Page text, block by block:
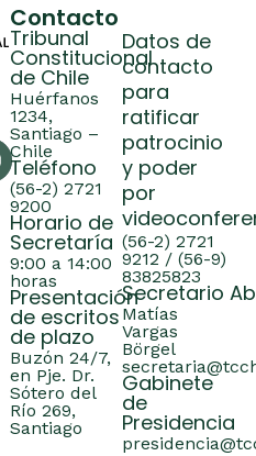
Contacto
Tribunal
Constitucional
de Chile
Huérfanos
1234,
Santiago –
Chile
Teléfono
(56-2) 2721
9200
Horario de
Secretaría
9:00 a 14:00
horas
Presentación
de escritos
de plazo
Buzón 24/7,
en Pje. Dr.
Sótero del
Río 269,
Santiago
Datos de
contacto
para
ratificar
patrocinio
y poder
por
(56-2) 2721
9212 / (56-9)
83825823
Secretario
Matías
Vargas
Börgel
Gabinete
de
Presidencia